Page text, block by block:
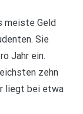
meiste Geld
Sie
Jahr ein.
zehn
liegt bei etwa